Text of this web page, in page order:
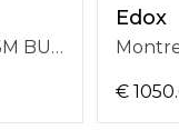
Montre Edox 80142 3M BUIN Delfin 1973 The Original 41mm Automatique 3 Aiguilles, Bracelet Acier, Cadran Bleu, Étanchéité 20 ATM
Edox
€